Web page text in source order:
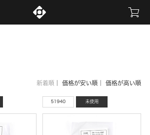
新着順 価格が安い順 価格が高い順
51940 未使用